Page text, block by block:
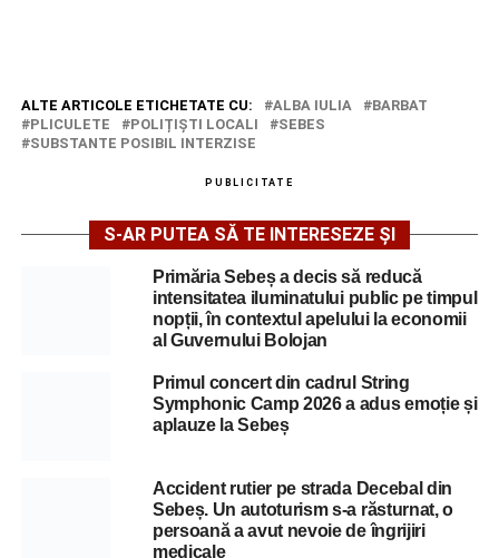
ALTE ARTICOLE ETICHETATE CU: ALBA IULIA
BARBAT
PLICULETE
POLIȚIȘTI LOCALI
SEBES
SUBSTANTE POSIBIL INTERZISE
PUBLICITATE
S-AR PUTEA SĂ TE INTERESEZE ȘI
Primăria Sebeș a decis să reducă
intensitatea iluminatului public pe timpul
nopții, în contextul apelului la economii
al Guvernului Bolojan
Primul concert din cadrul String
Symphonic Camp 2026 a adus emoție și
aplauze la Sebeș
Accident rutier pe strada Decebal din
Sebeș. Un autoturism s-a răsturnat, o
persoană a avut nevoie de îngrijiri
medicale